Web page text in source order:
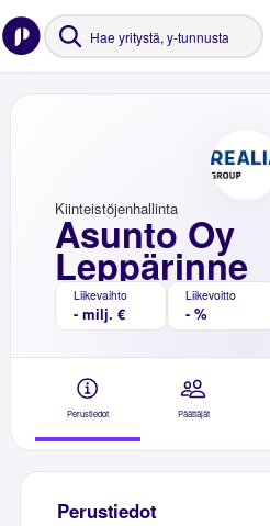
Asunto Oy
Leppärinne
Kiinteistöjenhallinta
Liikevaihto
- milj. €
Liikevoitto
- %
Perustiedot Päättäjät
Perustiedot